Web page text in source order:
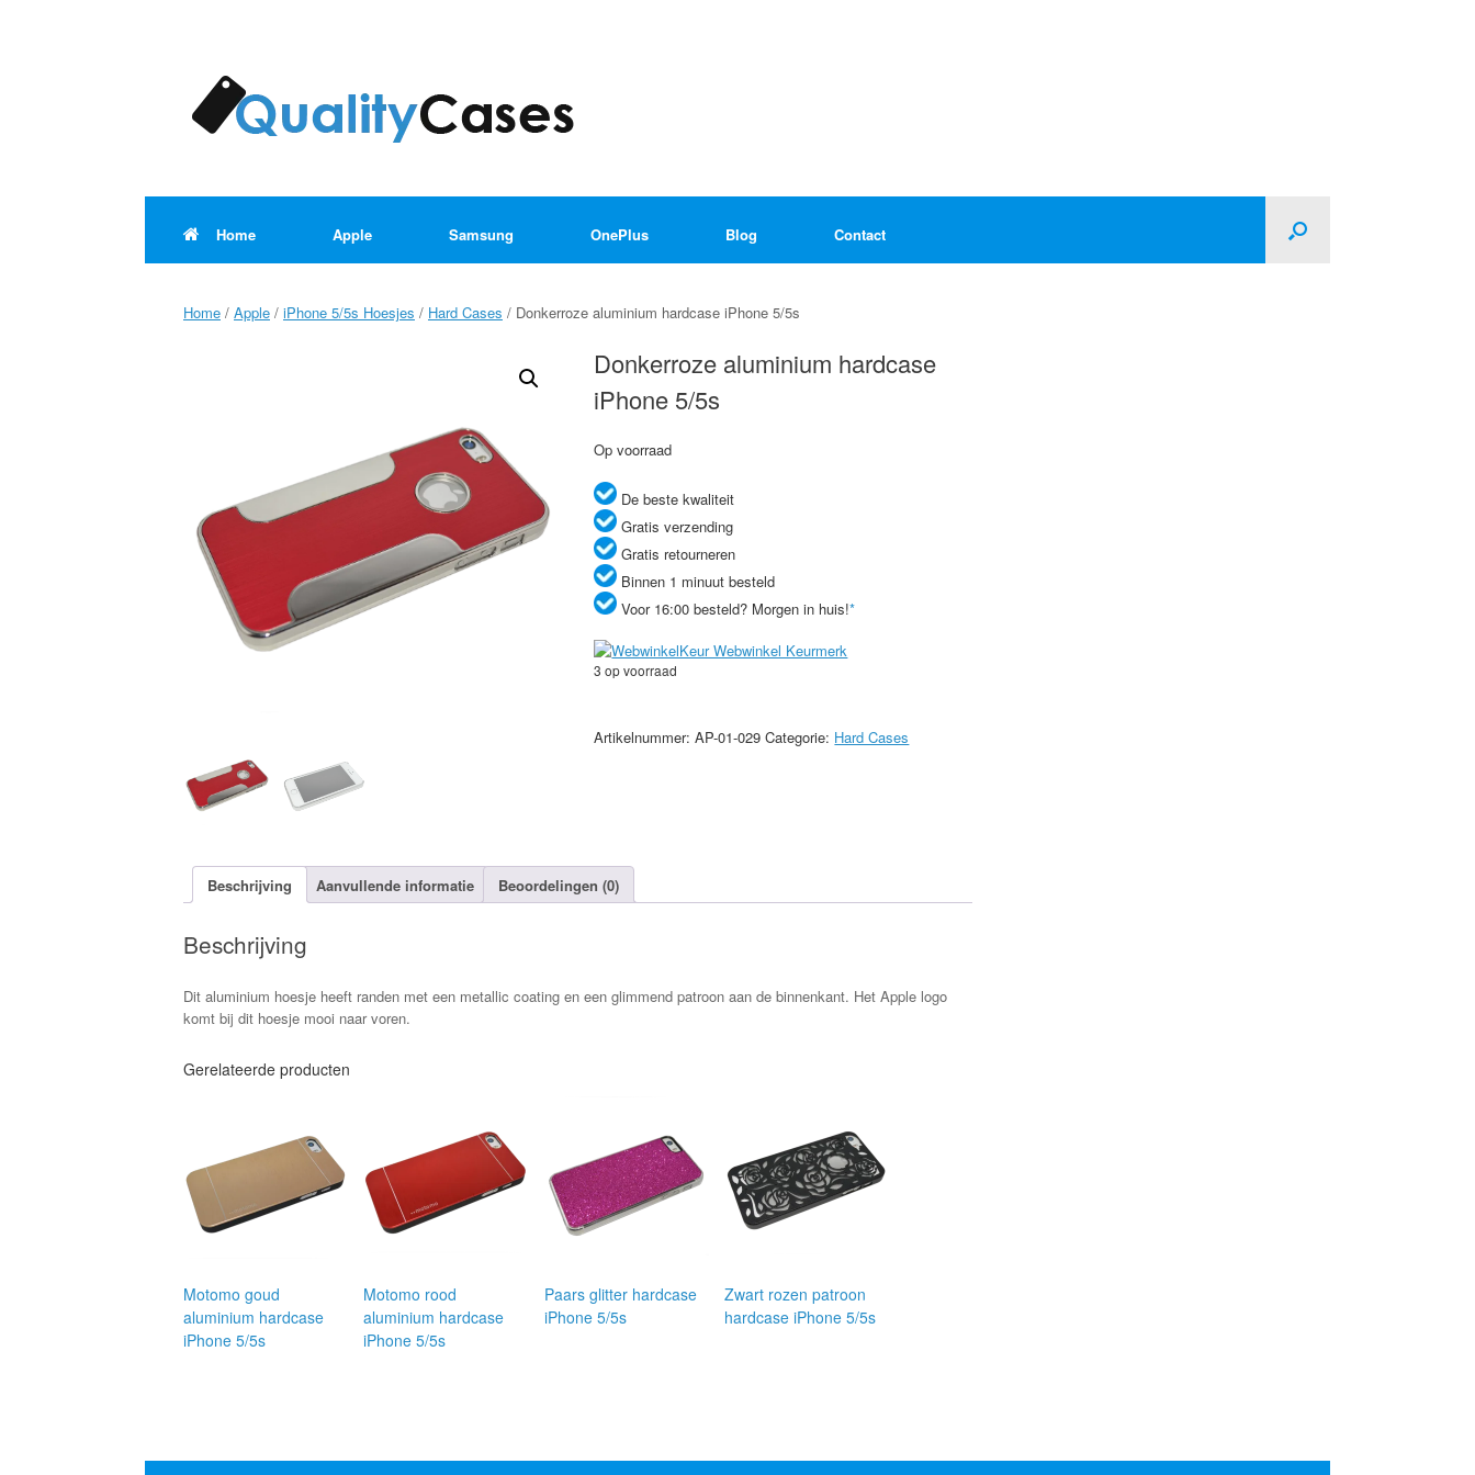
Home Apple Samsung OnePlus Blog Contact
Home / Apple / iPhone 5/5s Hoesjes / Hard Cases / Donkerroze aluminium hardcase iPhone 5/5s
Donkerroze aluminium hardcase
iPhone 5/5s
Op voorraad
De beste kwaliteit
Gratis verzending
Gratis retourneren
Binnen 1 minuut besteld
Voor 16:00 besteld? Morgen in huis!*
3 op voorraad
aluminium
hardcase
Artikelnummer:AP-01-029 Categorie: Hard Cases
Beschrijving Aanvullende informatie Beoordelingen (0)
Beschrijving
Dit aluminium hoesje heeft randen met een metallic coating en een glimmend patroon aan de binnenkant. Het Apple logo
komt bij dit hoesje mooi naar voren.
Gerelateerde producten
Motomo goud
aluminium hardcase
iPhone 5/5s
Motomo rood
aluminium hardcase
iPhone 5/5s
Paars glitter hardcase
iPhone 5/5s
Zwart rozen patroon
hardcase iPhone 5/5s